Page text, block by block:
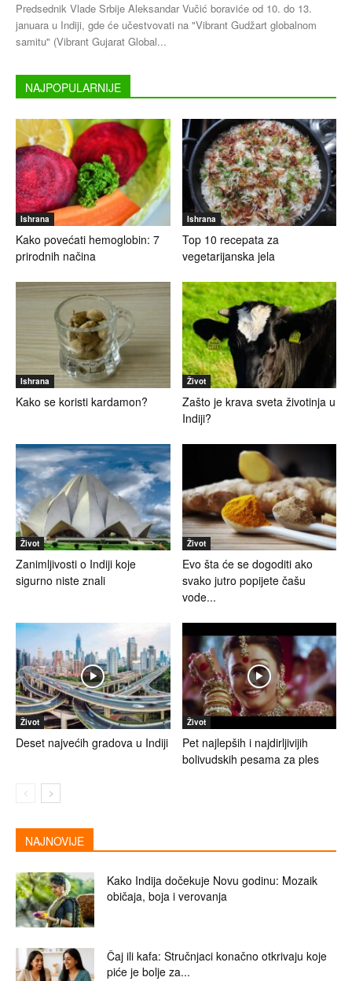
Predsednik Vlade Srbije Aleksandar Vučić boraviće od 10. do 13.
januara u Indiji, gde će učestvovati na "Vibrant Gudžart globalnom
samitu" (Vibrant Gujarat Global...
NAJPOPULARNIJE
Ishrana
Kako povećati hemoglobin: 7
prirodnih načina
Ishrana
Top 10 recepata za
vegetarijanska jela
Ishrana
Kako se koristi kardamon?
Život
Zašto je krava sveta životinja u
Indiji?
Život
Zanimljivosti o Indiji koje
sigurno niste znali
Život
Evo šta će se dogoditi ako
svako jutro popijete čašu
vode...
Život
Deset najvećih gradova u Indiji
Život
Pet najlepših i najdirljivijih
bolivudskih pesama za ples
NAJNOVIJE
Kako Indija dočekuje Novu godinu: Mozaik
običaja, boja i verovanja
Čaj ili kafa: Stručnjaci konačno otkrivaju koje
piće je bolje za...